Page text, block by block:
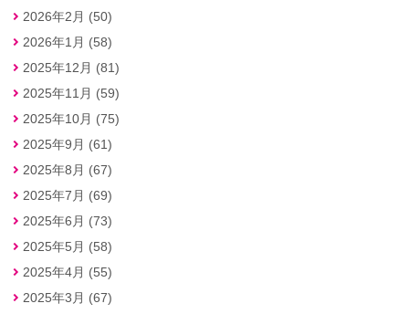
2026年2月 (50)
2026年1月 (58)
2025年12月 (81)
2025年11月 (59)
2025年10月 (75)
2025年9月 (61)
2025年8月 (67)
2025年7月 (69)
2025年6月 (73)
2025年5月 (58)
2025年4月 (55)
2025年3月 (67)